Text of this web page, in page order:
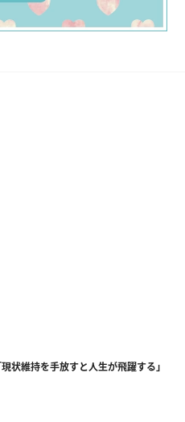
状維持を手放すと人生が飛躍する」